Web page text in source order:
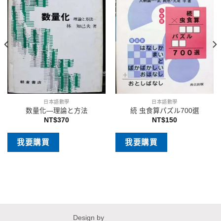
日本語數學
数量化―理論と方法
NT$370
我要購買
日本語數學
続 虫食算パズル700選
NT$150
我要購買
Design by